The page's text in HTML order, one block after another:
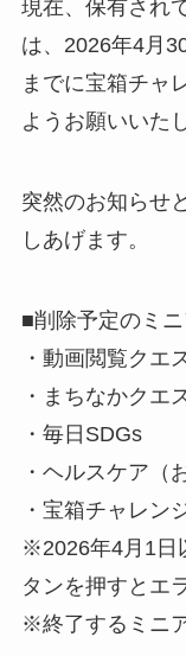
現在、保有され
は、2026年4月
までに宝箱チャ
ようお願いいた
突然のお知らせ
しあげます。
■削除予定のミニ
・動画閲覧クエ
・まちなかクエ
・毎日SDGs
・ヘルスケア（
・宝箱チャレン
※2026年4月1日
タンを押すとエ
※終了するミニ